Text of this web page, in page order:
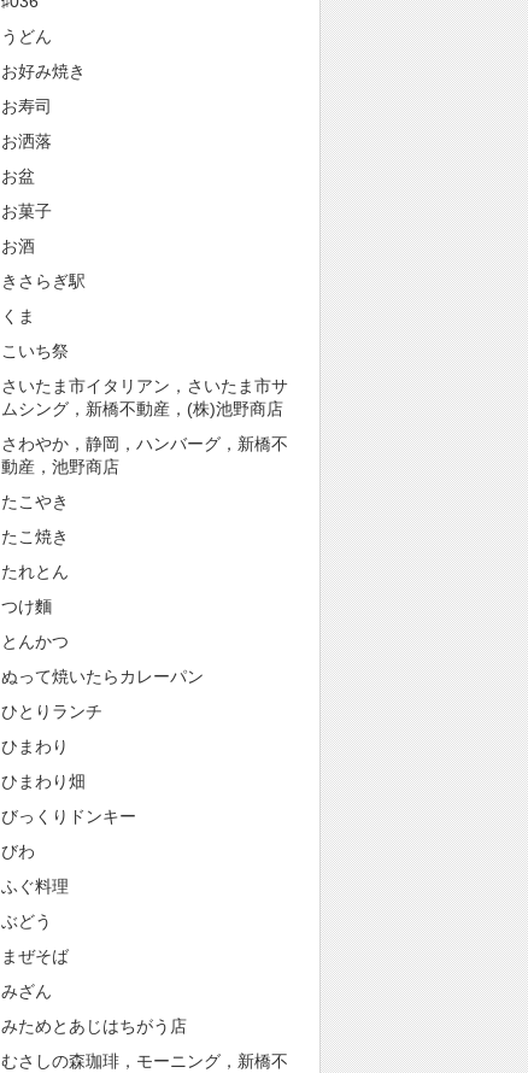
うどん
お好み焼き
お寿司
お洒落
お盆
お菓子
お酒
きさらぎ駅
くま
こいち祭
さいたま市イタリアン，さいたま市サ
ムシング，新橋不動産，(株)池野商店
さわやか，静岡，ハンバーグ，新橋不
動産，池野商店
たこやき
たこ焼き
たれとん
つけ麵
とんかつ
ぬって焼いたらカレーパン
ひとりランチ
ひまわり
ひまわり畑
びっくりドンキー
びわ
ふぐ料理
ぶどう
まぜそば
みざん
みためとあじはちがう店
むさしの森珈琲，モーニング，新橋不